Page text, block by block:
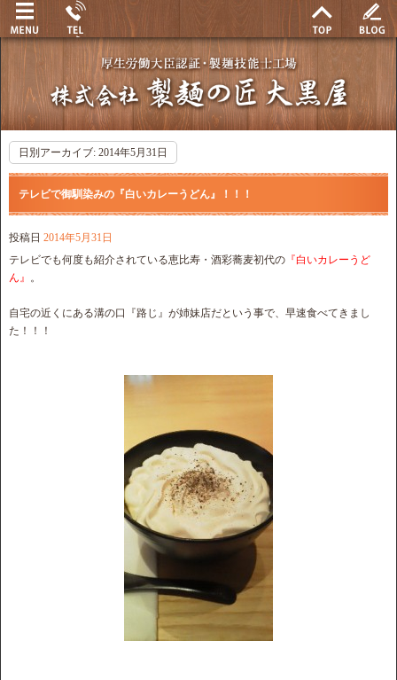
日別アーカイブ: 2014年5月31日
テレビで御馴染みの『白いカレーうどん』！！！
投稿日 2014年5月31日
テレビでも何度も紹介されている恵比寿・酒彩蕎麦初代の 『白いカレーうど
ん』 。
自宅の近くにある溝の口『路じ』が姉妹店だという事で、早速食べてきまし
た！！！